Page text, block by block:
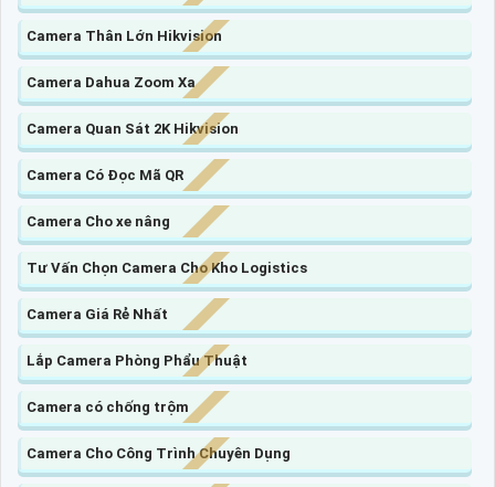
Camera Thân Lớn Hikvision
Camera Dahua Zoom Xa
Camera Quan Sát 2K Hikvision
Camera Có Đọc Mã QR
Camera Cho xe nâng
Tư Vấn Chọn Camera Cho Kho Logistics
Camera Giá Rẻ Nhất
Lắp Camera Phòng Phẩu Thuật
Camera có chống trộm
Camera Cho Công Trình Chuyên Dụng